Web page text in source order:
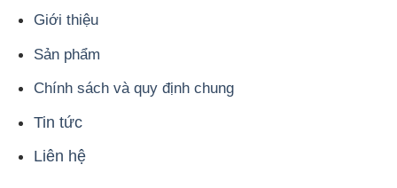
Giới thiệu
Sản phẩm
Chính sách và quy định chung
Tin tức
Liên hệ